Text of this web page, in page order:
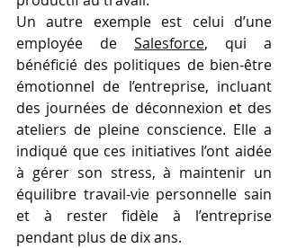
Un autre exemple est celui d’une
employée de Salesforce, qui a
bénéficié des politiques de bien-être
émotionnel de l’entreprise, incluant
des journées de déconnexion et des
ateliers de pleine conscience. Elle a
indiqué que ces initiatives l’ont aidée
à gérer son stress, à maintenir un
équilibre travail-vie personnelle sain
et à rester fidèle à l’entreprise
pendant plus de dix ans.